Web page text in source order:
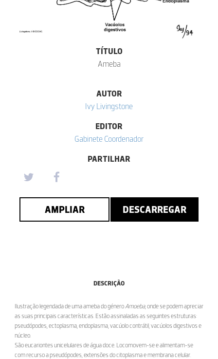
TÍTULO
Ameba
AUTOR
Ivy Livingstone
EDITOR
Gabinete Coordenador
PARTILHAR
AMPLIAR DESCARREGAR
DESCRIÇÃO
Ilustração legendada de uma ameba do género Amoeba, onde se podem apreciar
as suas principais características. Estão assinaladas as seguintes estruturas:
pseudópodes, ectoplasma, endoplasma, vacúolo contrátil, vacúolos digestivos e
núcleo.
São eucariontes unicelulares de água doce. Locomovem-se e alimentam-se
com recurso a pseudópodes, extensões do citoplasma e membrana celular.